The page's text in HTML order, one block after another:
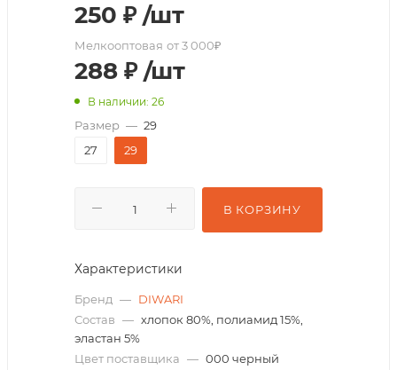
250 ₽ /шт
Мелкооптовая от 3 000₽
288 ₽ /шт
В наличии: 26
Размер — 29
27
29
В КОРЗИНУ
Характеристики
Бренд — DIWARI
Состав — хлопок 80%, полиамид 15%,
эластан 5%
Цвет поставщика — 000 черный